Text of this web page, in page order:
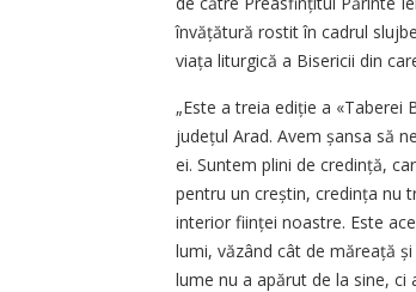
învățătură rostit în cadrul
viața liturgică a Bisericii din
„Este a treia ediție a
județul Arad. Avem șansa să
ei. Suntem plini de credință,
pentru un creștin, credința nu
interior ființei noastre. Este
lumi, văzând cât de măreață
lume nu a apărut de la sine, ci